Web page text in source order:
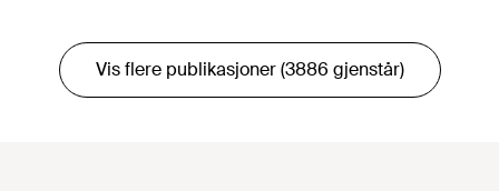
Vis flere publikasjoner (3886 gjenstår)